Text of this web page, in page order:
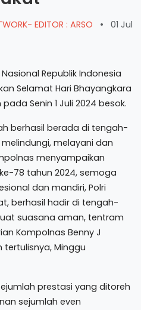
EDITOR : ARSO •
01 Jul
Republik Indonesia
Selamat Hari Bhayangkara
Senin 1 Juli 2024 besok.
berhasil berada di tengah-
melayani dan
menyampaikan
78 tahun 2024, semoga
dan mandiri, Polri
berhasil hadir di tengah-
suasana aman, tentram
Kompolnas Benny J
Minggu
prestasi yang ditoreh
sejumlah even